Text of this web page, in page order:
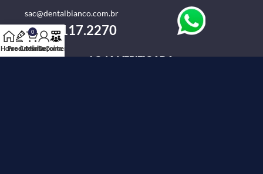
sac@dentalbianco.com.br
(19) 4117.2270
LOJA VERIFICADA
Home
Produtos
0
Carrinho
Minha Conta
Depoimento